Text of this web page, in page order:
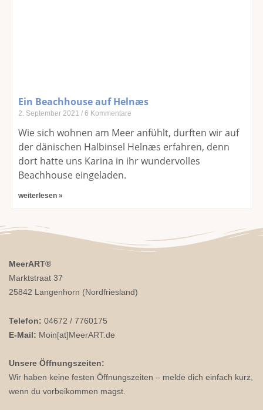
Ein Beachhouse auf Helnæs
2. September 2021 6 Kommentare
Wie sich wohnen am Meer anfühlt, durften wir auf
der dänischen Halbinsel Helnæs erfahren, denn
dort hatte uns Karina in ihr wundervolles
Beachhouse eingeladen.
weiterlesen »
MeerART®
Marktstraat 37
25842 Langenhorn (Nordfriesland)
Telefon: 04672 / 7760175
E-Mail: Moin[at]MeerART.de
Unsere Öffnungszeiten:
Wir haben keine festen Öffnungszeiten – melde dich einfach kurz,
wenn du vorbeikommen magst.